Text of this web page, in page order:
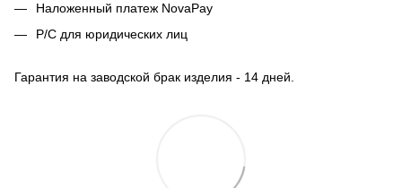
Наложенный платеж NovaPay
Р/С для юридических лиц
Гарантия на заводской брак изделия - 14 дней.